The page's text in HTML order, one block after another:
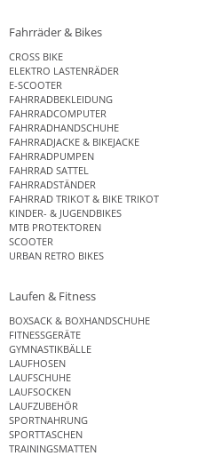
Fahrräder & Bikes
CROSS BIKE
ELEKTRO LASTENRÄDER
E-SCOOTER
FAHRRADBEKLEIDUNG
FAHRRADCOMPUTER
FAHRRADHANDSCHUHE
FAHRRADJACKE & BIKEJACKE
FAHRRADPUMPEN
FAHRRAD SATTEL
FAHRRADSTÄNDER
FAHRRAD TRIKOT & BIKE TRIKOT
KINDER- & JUGENDBIKES
MTB PROTEKTOREN
SCOOTER
URBAN RETRO BIKES
Laufen & Fitness
BOXSACK & BOXHANDSCHUHE
FITNESSGERÄTE
GYMNASTIKBÄLLE
LAUFHOSEN
LAUFSCHUHE
LAUFSOCKEN
LAUFZUBEHÖR
SPORTNAHRUNG
SPORTTASCHEN
TRAININGSMATTEN